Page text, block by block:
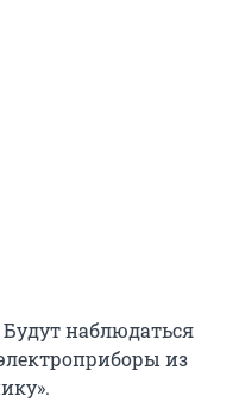
Будут наблюдаться
из